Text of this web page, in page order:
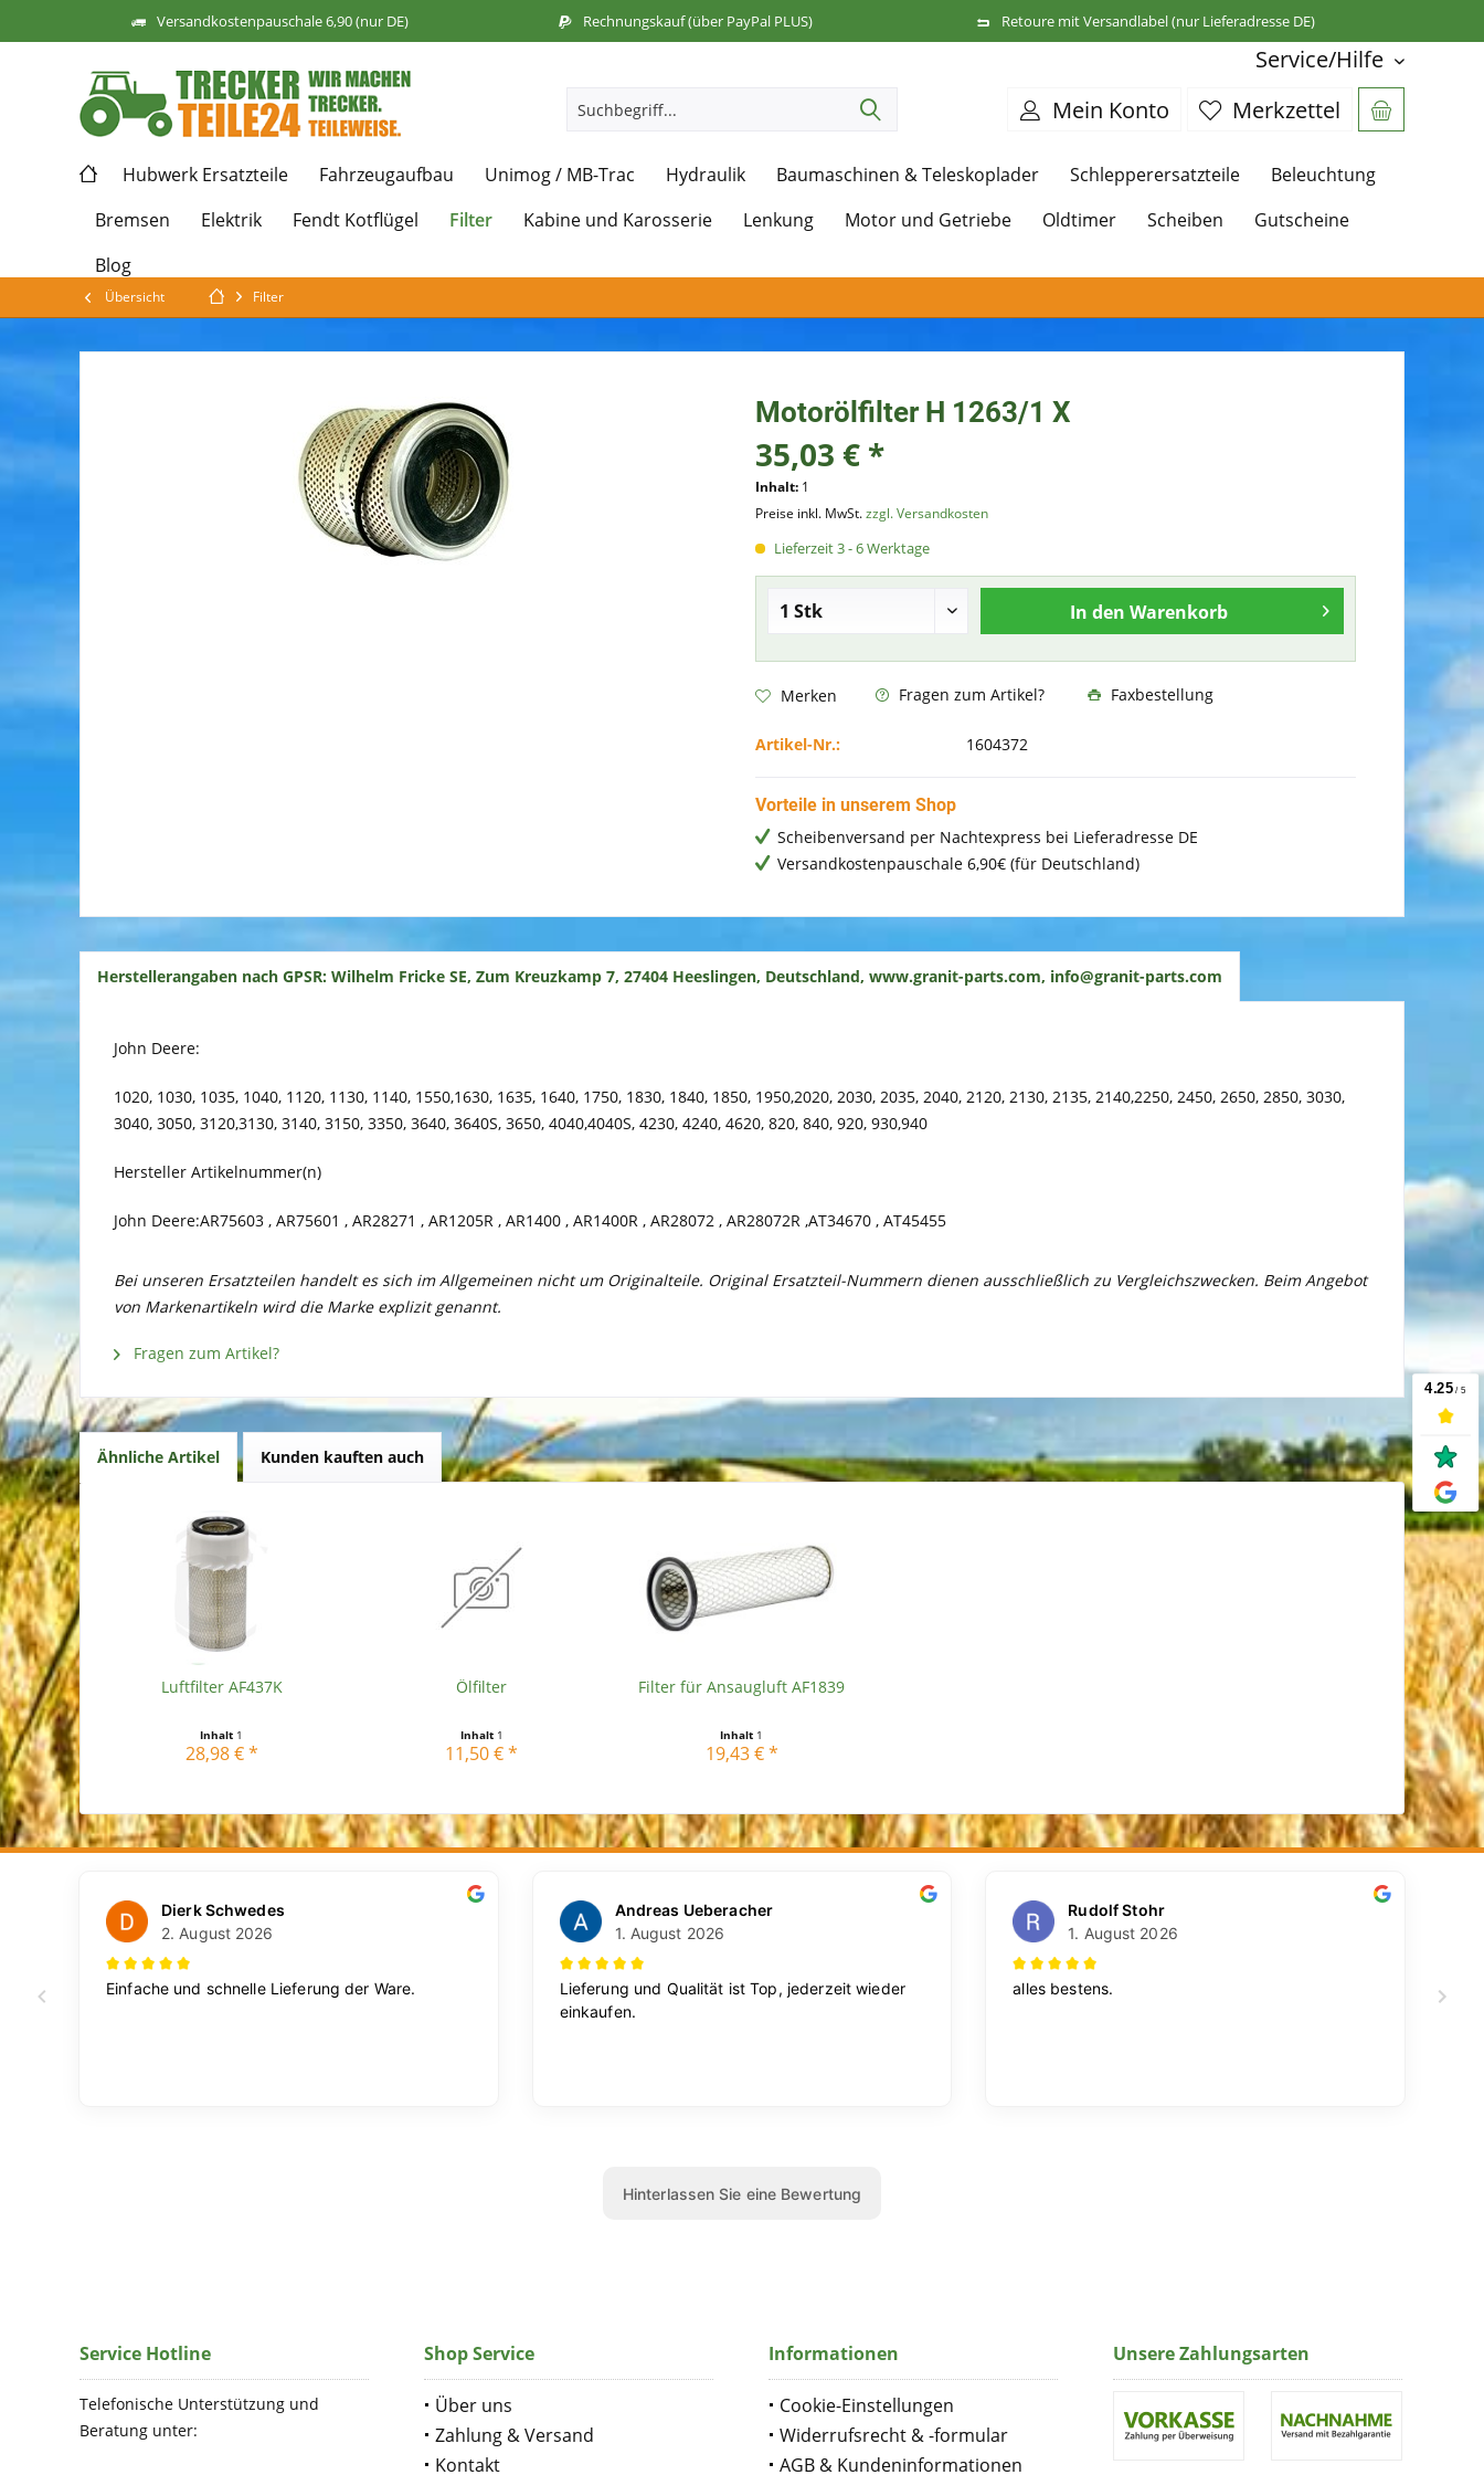
Versandkostenpauschale 6,90 (nur DE) Rechnungskauf (über PayPal PLUS) Retoure mit Versandlabel (nur Lieferadresse DE)
Service/Hilfe
Merkzettel
Mein Konto
Hubwerk Ersatzteile Fahrzeugaufbau Unimog / MB-Trac Hydraulik Baumaschinen & Teleskoplader Schlepperersatzteile
Beleuchtung
Bremsen
Elektrik Fendt Kotflügel Filter Kabine und Karosserie Lenkung Motor und Getriebe Oldtimer Scheiben
Gutscheine
Blog
Übersicht Filter
Motorölfilter H 1263/1 X
35,03 € *
Inhalt: 1
Preise inkl. MwSt.zzgl. Versandkosten
Lieferzeit 3 - 6 Werktage
In den Warenkorb
Merken Fragen zum Artikel? Faxbestellung
Artikel-Nr.: 1604372
Vorteile in unserem Shop
Scheibenversand per Nachtexpress bei Lieferadresse DE
Versandkostenpauschale 6,90€ (für Deutschland)
Herstellerangaben nach GPSR: Wilhelm Fricke SE, Zum Kreuzkamp 7, 27404 Heeslingen, Deutschland, www.granit-parts.com, info@granit-parts.com
John Deere:
1020, 1030, 1035, 1040, 1120, 1130, 1140, 1550,1630, 1635, 1640, 1750, 1830, 1840, 1850, 1950,2020, 2030, 2035, 2040, 2120, 2130, 2135, 2140,2250, 2450, 2650, 2850, 3030,
3040, 3050, 3120,3130, 3140, 3150, 3350, 3640, 3640S, 3650, 4040,4040S, 4230, 4240, 4620, 820, 840, 920, 930,940
Hersteller Artikelnummer(n)
John Deere:AR75603 , AR75601 , AR28271 , AR1205R , AR1400 , AR1400R , AR28072 , AR28072R ,AT34670 , AT45455
Bei unseren Ersatzteilen handelt es sich im Allgemeinen nicht um Originalteile. Original Ersatzteil-Nummern dienen ausschließlich zu Vergleichszwecken. Beim Angebot
von Markenartikeln wird die Marke explizit genannt.
Fragen zum Artikel?
Ähnliche Artikel Kunden kauften auch
Luftfilter AF437K
Inhalt 1
28,98 € *
Ölfilter
Inhalt 1
11,50 € *
Filter für Ansaugluft AF1839
Inhalt 1
19,43 € *
Service Hotline
Telefonische Unterstützung und
Beratung unter:
Shop Service
Über uns
Zahlung & Versand
Kontakt
Informationen
Cookie-Einstellungen
Widerrufsrecht & -formular
AGB & Kundeninformationen
Unsere Zahlungsarten